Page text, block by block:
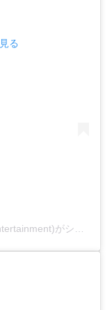
る
SUGA (민윤기) Updates(@suga_bighitentertainment)がシェアした投稿